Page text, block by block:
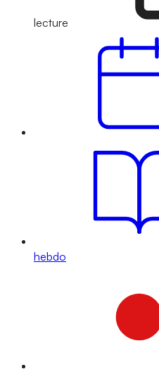
lecture
hebdo